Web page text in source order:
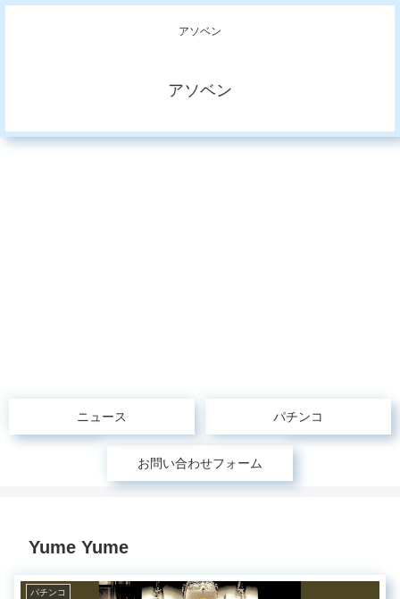
アソベン
アソベン
ニュース パチンコ
お問い合わせフォーム
Yume Yume
パチンコ